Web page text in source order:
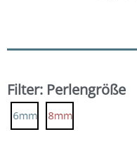
Filter: Perlengröße